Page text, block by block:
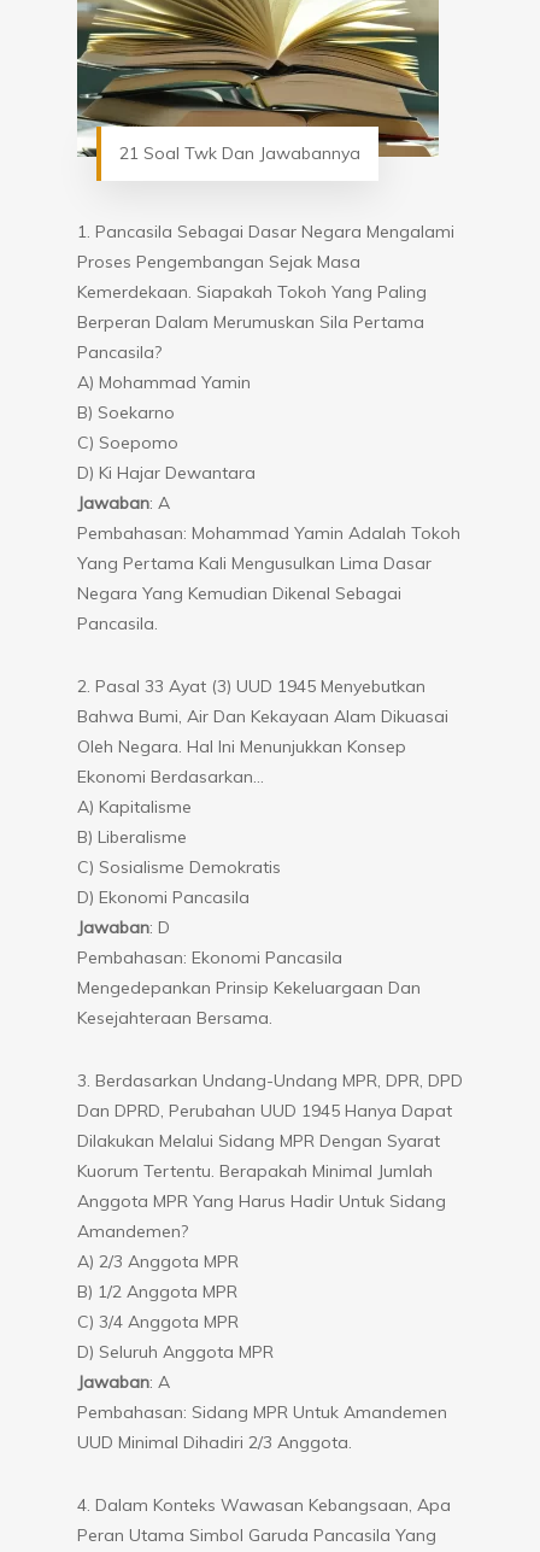
21 Soal Twk Dan Jawabannya
1. Pancasila Sebagai Dasar Negara Mengalami
Proses Pengembangan Sejak Masa
Kemerdekaan. Siapakah Tokoh Yang Paling
Berperan Dalam Merumuskan Sila Pertama
Pancasila?
A) Mohammad Yamin
B) Soekarno
C) Soepomo
D) Ki Hajar Dewantara
Jawaban: A
Pembahasan: Mohammad Yamin Adalah Tokoh
Yang Pertama Kali Mengusulkan Lima Dasar
Negara Yang Kemudian Dikenal Sebagai
Pancasila.
2. Pasal 33 Ayat (3) UUD 1945 Menyebutkan
Bahwa Bumi, Air Dan Kekayaan Alam Dikuasai
Oleh Negara. Hal Ini Menunjukkan Konsep
Ekonomi Berdasarkan…
A) Kapitalisme
B) Liberalisme
C) Sosialisme Demokratis
D) Ekonomi Pancasila
Jawaban: D
Pembahasan: Ekonomi Pancasila
Mengedepankan Prinsip Kekeluargaan Dan
Kesejahteraan Bersama.
3. Berdasarkan Undang-Undang MPR, DPR, DPD
Dan DPRD, Perubahan UUD 1945 Hanya Dapat
Dilakukan Melalui Sidang MPR Dengan Syarat
Kuorum Tertentu. Berapakah Minimal Jumlah
Anggota MPR Yang Harus Hadir Untuk Sidang
Amandemen?
A) 2/3 Anggota MPR
B) 1/2 Anggota MPR
C) 3/4 Anggota MPR
D) Seluruh Anggota MPR
Jawaban: A
Pembahasan: Sidang MPR Untuk Amandemen
UUD Minimal Dihadiri 2/3 Anggota.
4. Dalam Konteks Wawasan Kebangsaan, Apa
Peran Utama Simbol Garuda Pancasila Yang